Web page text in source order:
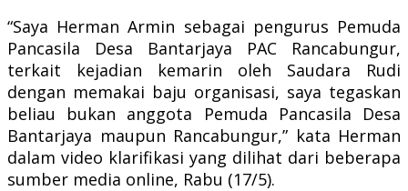
“Saya Herman Armin sebagai pengurus Pemuda
Pancasila Desa Bantarjaya PAC Rancabungur,
terkait kejadian kemarin oleh Saudara Rudi
dengan memakai baju organisasi, saya tegaskan
beliau bukan anggota Pemuda Pancasila Desa
Bantarjaya maupun Rancabungur,” kata Herman
dalam video klarifikasi yang dilihat dari beberapa
sumber media online, Rabu (17/5).